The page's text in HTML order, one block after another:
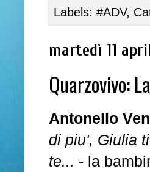
Labels: #ADV,
martedì 11
Quarzovivo:
Antonello
di piu', Giulia
te... - la